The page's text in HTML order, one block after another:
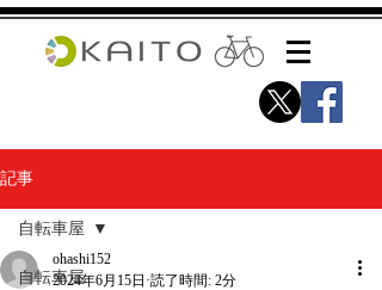
記事
自転車屋
自転車屋
ohashi152
2024年6月15日 読了時間: 2分